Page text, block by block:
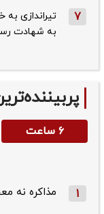
7
تیراندازی
به شهادت
۶ ساعت
1 مذاکره نه